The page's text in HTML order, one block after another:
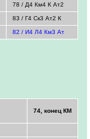
78 / Д4 Км4 К Ат2
83 / Г4 Ск3 Ат2 К
82 / И4 Л4 Км3 Ат
74, конец КМ